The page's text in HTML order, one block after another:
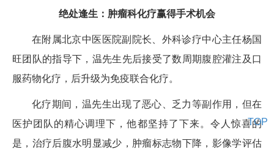
绝处逢生：肿瘤科化疗赢得手术机会
在附属北京中医医院副院长、外科诊疗中心主任杨国
旺团队的指导下，温先生先后接受了数周期腹腔灌注及口
服药物化疗，后升级为免疫联合化疗。
化疗期间，温先生出现了恶心、乏力等副作用，但在
医护团队的精心调理下，他都坚持了下来。令人惊喜的
是，治疗后腹水明显减少，肿瘤标志物下降，影像学评估
TOP